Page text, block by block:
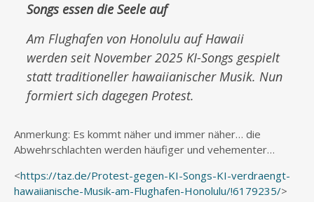
Songs essen die Seele auf
Am Flughafen von Honolulu auf Hawaii
werden seit November 2025 KI-Songs gespielt
statt traditioneller hawaiianischer Musik. Nun
formiert sich dagegen Protest.
Anmerkung: Es kommt näher und immer näher… die
Abwehrschlachten werden häufiger und vehementer…
<https://taz.de/Protest-gegen-KI-Songs-KI-verdraengt-
hawaiianische-Musik-am-Flughafen-Honolulu/!6179235/>